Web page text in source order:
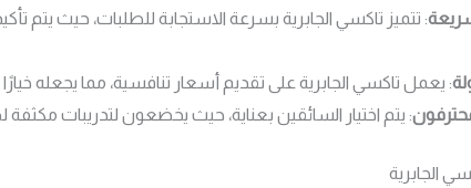
: تتميز تاكسي الجابرية بسرعة الاستجابة للطلبات، حيث يتم
: يعمل تاكسي الجابرية على تقديم أسعار تنافسية، مما يجعله خيارًا
: يتم اختيار السائقين بعناية، حيث يخضعون لتدريبات
الجابرية